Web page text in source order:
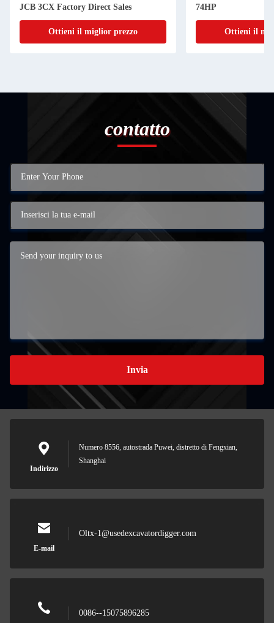
JCB 3CX Factory Direct Sales
Ottieni il miglior prezzo
74HP
Ottieni il
contatto
Invia
Indirizzo
Numero 8556, autostrada Puwei, distretto di Fengxian,
Shanghai
E-mail
Oltx-1@usedexcavatordigger.com
0086--15075896285